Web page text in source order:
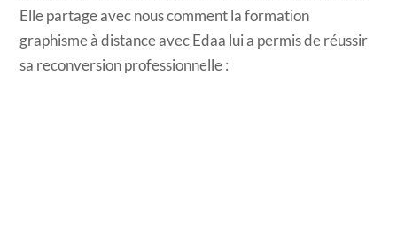
Elle partage avec nous comment la formation
graphisme à distance avec Edaa lui a permis de réussir
sa reconversion professionnelle :